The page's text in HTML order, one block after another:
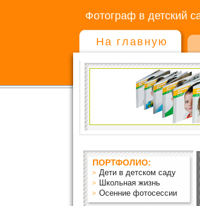
Фотограф в детский
На главную
ПОРТФОЛИО:
Дети в детском саду
Школьная жизнь
Осенние фотосессии